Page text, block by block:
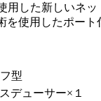
用した新しいネッ
を使用したポー
型
デューサー×１